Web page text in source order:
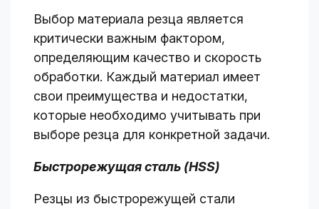
Выбор материала резца является
критически важным фактором,
определяющим качество и скорость
обработки. Каждый материал имеет
свои преимущества и недостатки,
которые необходимо учитывать при
выборе резца для конкретной задачи.
Быстрорежущая сталь (HSS)
Резцы из быстрорежущей стали